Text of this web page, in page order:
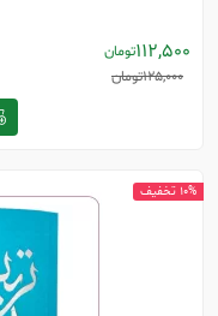
112,500تومان
125,000تومان
10% تخفیف